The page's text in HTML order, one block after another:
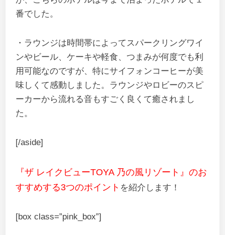
番でした。
・ラウンジは時間帯によってスパークリングワイ
ンやビール、ケーキや軽食、つまみが何度でも利
用可能なのですが、特にサイフォンコーヒーが美
味しくて感動しました。ラウンジやロビーのスピ
ーカーから流れる音もすごく良くて癒されまし
た。
[/aside]
『ザ レイクビューTOYA 乃の風リゾート』のお
すすめする3つのポイント を紹介します！
[box class=”pink_box”]